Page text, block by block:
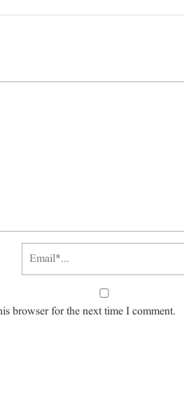
browser for the next time I comment.